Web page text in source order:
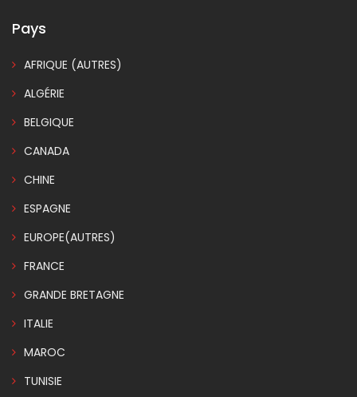
Pays
AFRIQUE (AUTRES)
ALGÉRIE
BELGIQUE
CANADA
CHINE
ESPAGNE
EUROPE(AUTRES)
FRANCE
GRANDE BRETAGNE
ITALIE
MAROC
TUNISIE